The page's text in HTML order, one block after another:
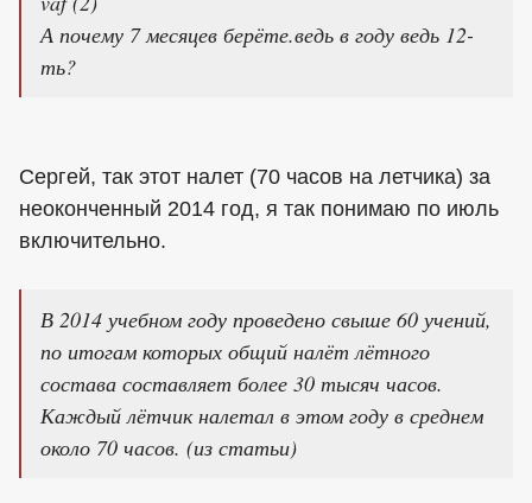
А почему 7 месяцев берёте.ведь в году ведь 12-
ть?
Сергей, так этот налет (70 часов на летчика) за
неоконченный 2014 год, я так понимаю по июль
включительно.
В 2014 учебном году проведено свыше 60 учений,
по итогам которых общий налёт лётного
состава составляет более 30 тысяч часов.
Каждый лётчик налетал в этом году в среднем
около 70 часов. (из статьи)